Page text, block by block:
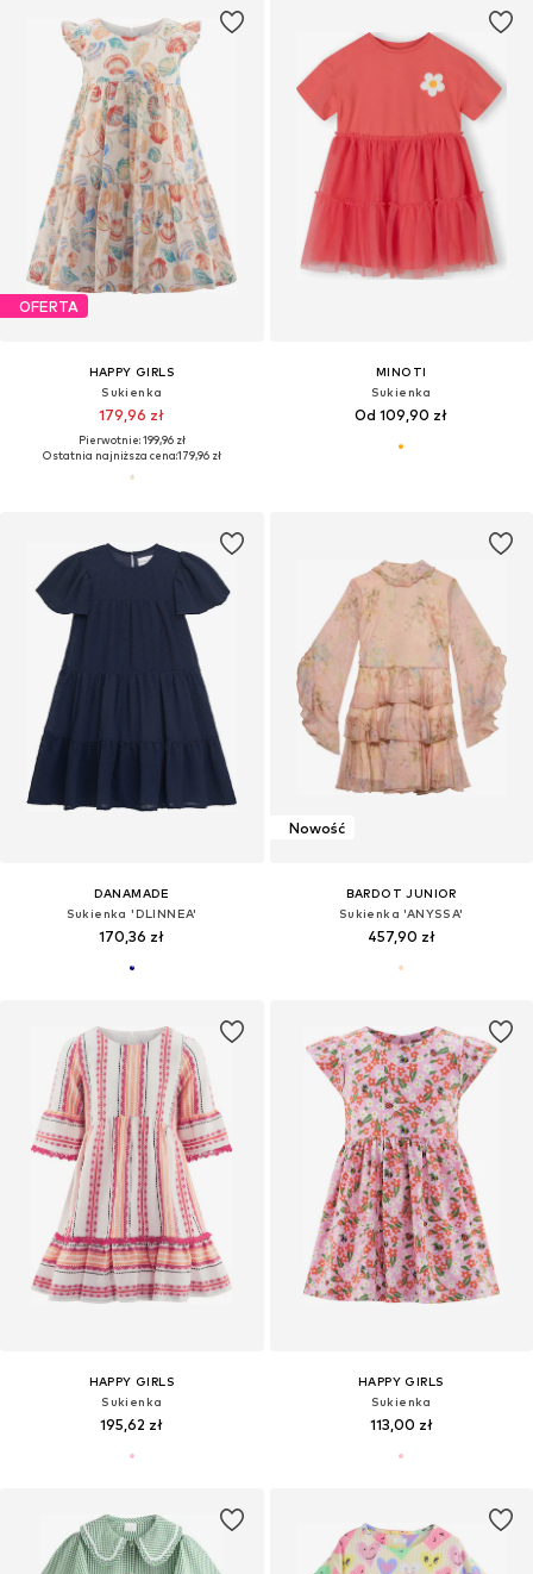
OFERTA
HAPPY GIRLS
Sukienka
179,96 zł
Pierwotnie: 199,96 zł
Ostatnia najniższa cena:179,96 zł
MINOTI
Sukienka
Od 109,90 zł
DANAMADE
Sukienka 'DLINNEA'
170,36 zł
Nowość
BARDOT JUNIOR
Sukienka 'ANYSSA'
457,90 zł
HAPPY GIRLS
Sukienka
195,62 zł
HAPPY GIRLS
Sukienka
113,00 zł